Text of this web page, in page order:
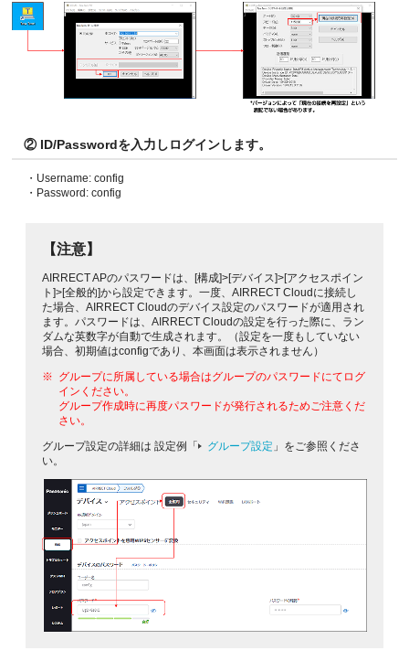
② ID/Passwordを入力しログインします。
・Username: config
・Password: config
【注意】
AIRRECT APのパスワードは、[構成]>[デバイス]>[アクセスポイン
ト]>[全般的]から設定できます。一度、AIRRECT Cloudに接続し
た場合、AIRRECT Cloudのデバイス設定のパスワードが適用され
ます。パスワードは、AIRRECT Cloudの設定を行った際に、ラン
ダムな英数字が自動で生成されます。（設定を一度もしていない
場合、初期値はconfigであり、本画面は表示されません）
グループに所属している場合はグループのパスワードにてログ
インください。
グループ作成時に再度パスワードが発行されるためご注意くだ
さい。
グループ設定の詳細は 設定例「
グループ設定 」をご参照くださ
い。